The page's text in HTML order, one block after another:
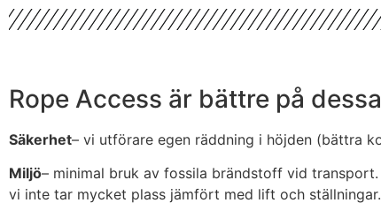
Rope Access är bättre på
Säkerhet– vi utförare egen räddning i höjden (bättra
Miljö– minimal bruk av fossila brändstoff vid
vi inte tar mycket plass jämfört med lift och ställningar.